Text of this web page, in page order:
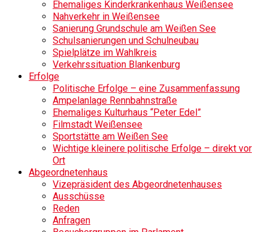
Ehemaliges Kinderkrankenhaus Weißensee
Nahverkehr in Weißensee
Sanierung Grundschule am Weißen See
Schulsanierungen und Schulneubau
Spielplätze im Wahlkreis
Verkehrssituation Blankenburg
Erfolge
Politische Erfolge – eine Zusammenfassung
Ampelanlage Rennbahnstraße
Ehemaliges Kulturhaus “Peter Edel”
Filmstadt Weißensee
Sportstätte am Weißen See
Wichtige kleinere politische Erfolge – direkt vor
Ort
Abgeordnetenhaus
Vizepräsident des Abgeordnetenhauses
Ausschüsse
Reden
Anfragen